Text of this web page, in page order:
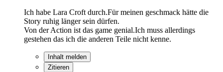
Ich habe Lara Croft durch.Für meinen geschmack hätte die
Story ruhig länger sein dürfen.
Von der Action ist das game genial.Ich muss allerdings
gestehen das ich die anderen Teile nicht kenne.
Inhalt melden
Zitieren